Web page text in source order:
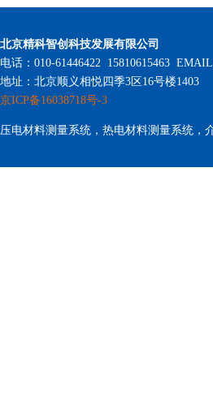
北京精科智创科技发展有限公司
电话：010-61446422 15810615463
地址：北京顺义相悦四季3区16号楼1403
京ICP备16038718号-3
压电材料测量系统，热电材料测量系统，